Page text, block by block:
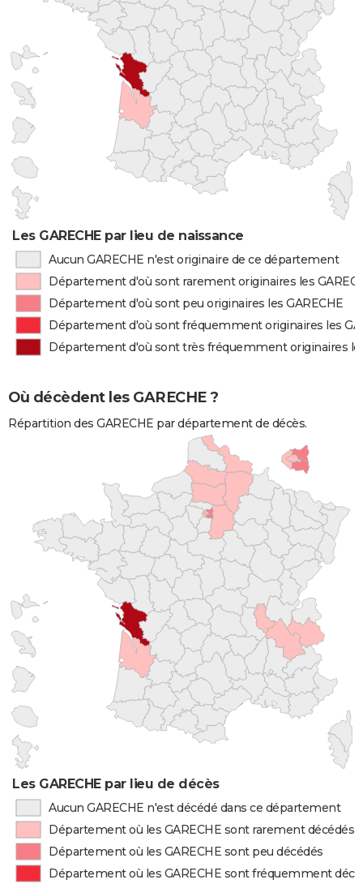
Les GARECHE par lieu de naissance
Aucun GARECHE n'est originaire de ce département
Département d'où sont rarement originaires les
Département d'où sont peu originaires les GARECHE
Département d'où sont fréquemment originaires les
Département d'où sont très fréquemment originaires
Où décèdent les GARECHE ?
Répartition des GARECHE par département de décès.
Les GARECHE par lieu de décès
Aucun GARECHE n'est décédé dans ce département
Département où les GARECHE sont rarement décédés
Département où les GARECHE sont peu décédés
Département où les GARECHE sont fréquemment